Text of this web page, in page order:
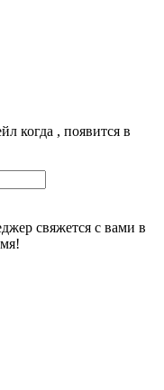
когда , появится в
свяжется с вами в